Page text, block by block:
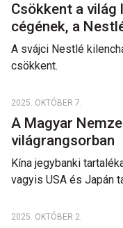
Csökkent a világ
cégének, a
A svájci Nestlé
csökkent.
2025. OKTÓBER 7.
A Magyar
világrangsorban
Kína jegybanki
vagyis USA és Japán
2025. OKTÓBER 2.